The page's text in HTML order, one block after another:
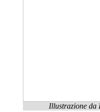
Illustrazione da